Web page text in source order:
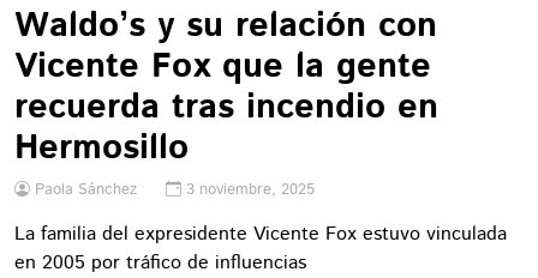
Waldo’s y su relación con
Vicente Fox que la gente
recuerda tras incendio en
Hermosillo
Paola Sánchez 3 noviembre, 2025
La familia del expresidente Vicente Fox estuvo vinculada
en 2005 por tráfico de influencias